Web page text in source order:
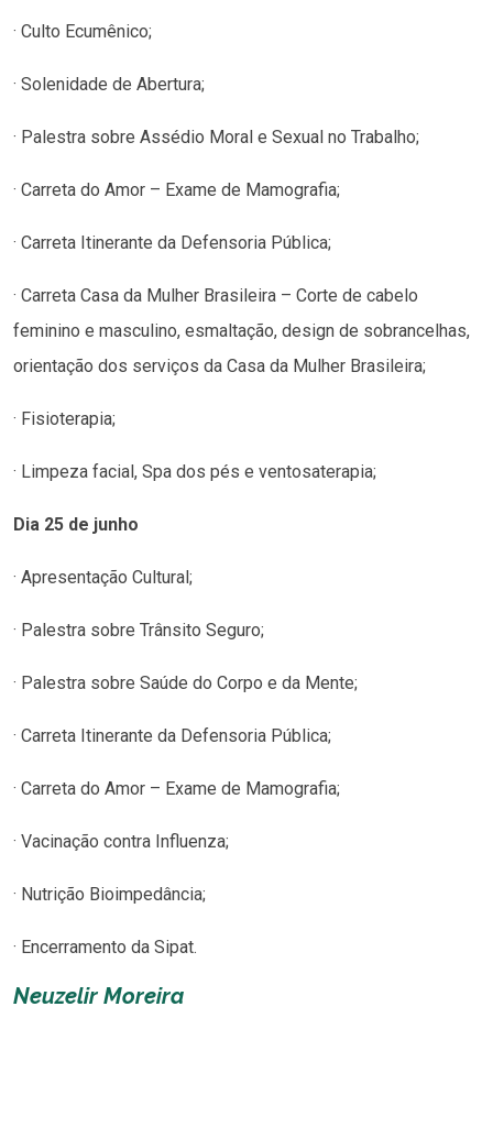
· Culto Ecumênico;
· Solenidade de Abertura;
· Palestra sobre Assédio Moral e Sexual no Trabalho;
· Carreta do Amor – Exame de Mamografia;
· Carreta Itinerante da Defensoria Pública;
· Carreta Casa da Mulher Brasileira – Corte de cabelo
feminino e masculino, esmaltação, design de sobrancelhas,
orientação dos serviços da Casa da Mulher Brasileira;
· Fisioterapia;
· Limpeza facial, Spa dos pés e ventosaterapia;
Dia 25 de junho
· Apresentação Cultural;
· Palestra sobre Trânsito Seguro;
· Palestra sobre Saúde do Corpo e da Mente;
· Carreta Itinerante da Defensoria Pública;
· Carreta do Amor – Exame de Mamografia;
· Vacinação contra Influenza;
· Nutrição Bioimpedância;
· Encerramento da Sipat.
Neuzelir Moreira